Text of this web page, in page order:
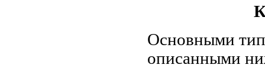
Основными
описанными